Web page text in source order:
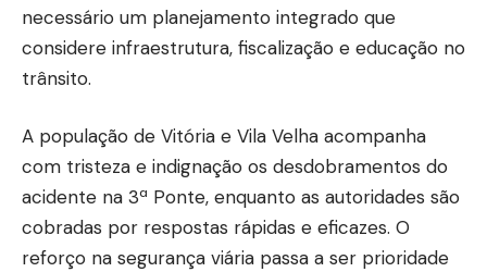
necessário um planejamento integrado que
considere infraestrutura, fiscalização e educação no
trânsito.
A população de Vitória e Vila Velha acompanha
com tristeza e indignação os desdobramentos do
acidente na 3ª Ponte, enquanto as autoridades são
cobradas por respostas rápidas e eficazes. O
reforço na segurança viária passa a ser prioridade